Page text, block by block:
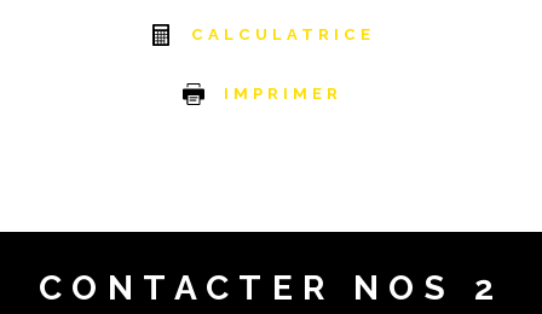
CALCULATRICE
IMPRIMER
CONTACTER NOS 2